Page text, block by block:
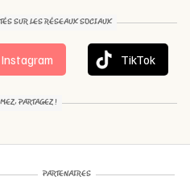
SUR LES RÉSEAUX SOCIAUX
Instagram TikTok
PARTAGEZ !
PARTENAIRES